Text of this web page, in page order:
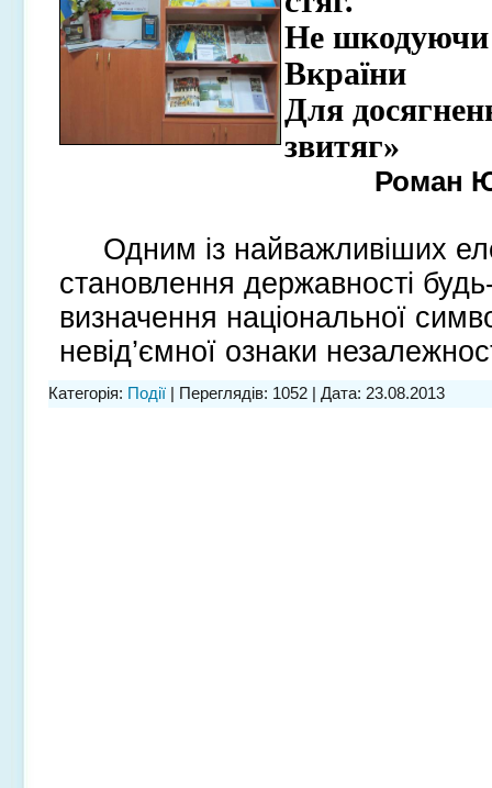
Не шкодуючи
Вкраїни
Для
звитяг»
Роман
Одним із найважливіших
становлення державності
визначення національної
невід’ємної ознаки
Категорія: Події | Переглядів: 1052 | Дата: 23.08.2013